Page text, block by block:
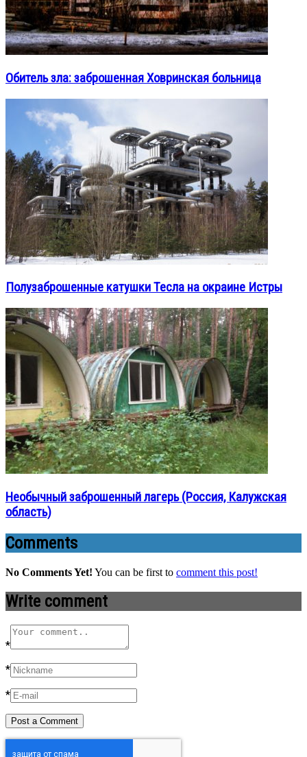
Обитель зла: заброшенная Ховринская больница
Полузаброшенные катушки Тесла на окраине Истры
Необычный заброшенный лагерь (Россия, Калужская
область)
Comments
No Comments Yet! You can be first to comment this post!
Write comment
*
*
*